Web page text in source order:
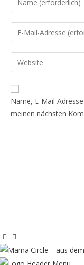
Name, E-Mail-
meinen nächsten